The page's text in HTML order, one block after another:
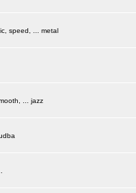
speed, ... metal
... jazz